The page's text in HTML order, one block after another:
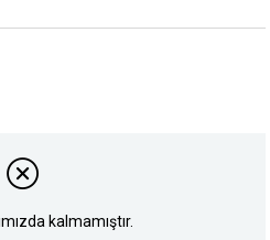
kalmamıştır.